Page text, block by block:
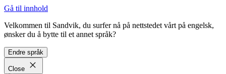
Gå til innhold
Velkommen til Sandvik, du surfer nå på nettstedet vårt på engelsk,
ønsker du å bytte til et annet språk?
Endre språk
Close